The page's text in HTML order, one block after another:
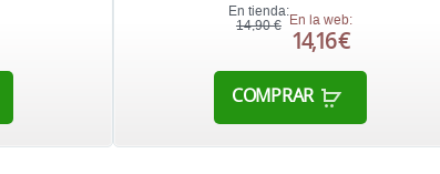
En tienda:
14,90 € En la web:
14,16 €
COMPRAR